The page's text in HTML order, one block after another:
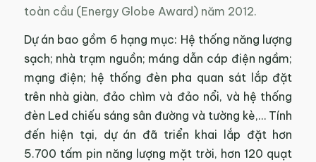
toàn cầu (Energy Globe Award) năm 2012.
Dự án bao gồm 6 hạng mục: Hệ thống năng lượng
sạch; nhà trạm nguồn; máng dẫn cáp điện ngầm;
mạng điện; hệ thống đèn pha quan sát lắp đặt
trên nhà giàn, đảo chìm và đảo nổi, và hệ thống
đèn Led chiếu sáng sân đường và tường kè,… Tính
đến hiện tại, dự án đã triển khai lắp đặt hơn
5.700 tấm pin năng lượng mặt trời, hơn 120 quạt